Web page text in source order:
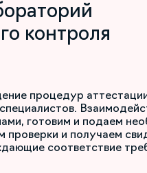
контроля
процедур
готовим и подаем
и получаем
соответствие